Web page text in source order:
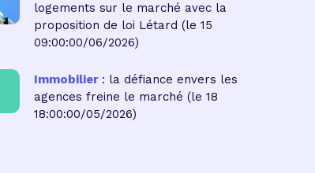
logements sur le marché avec la
proposition de loi Létard (le 15
09:00:00/06/2026)
Immobilier : la défiance envers les
agences freine le marché (le 18
18:00:00/05/2026)